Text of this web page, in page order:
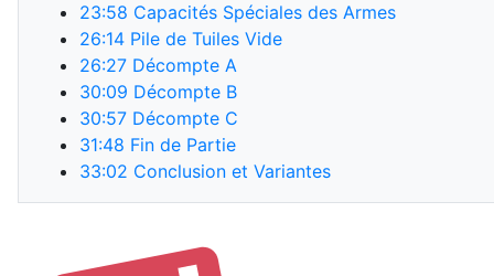
23:58 Capacités Spéciales des Armes
26:14 Pile de Tuiles Vide
26:27 Décompte A
30:09 Décompte B
30:57 Décompte C
31:48 Fin de Partie
33:02 Conclusion et Variantes